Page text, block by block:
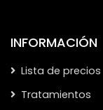
INFORMACIÓN
Lista de precios
Tratamientos